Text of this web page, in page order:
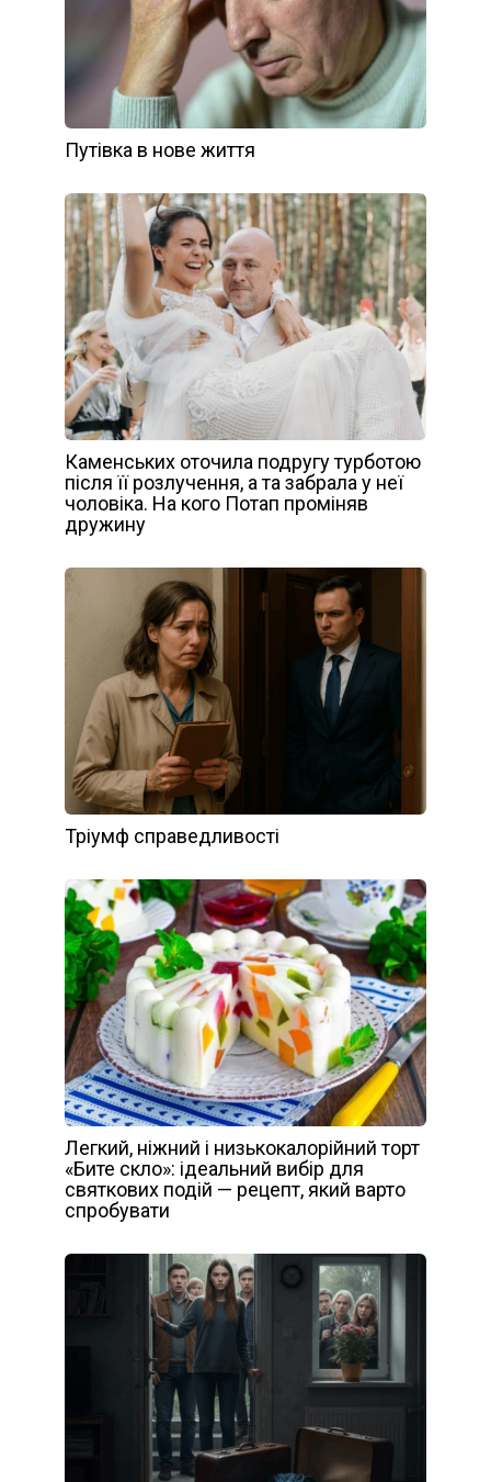
Путівка в нове життя
Каменських оточила подругу турботою
після її розлучення, а та забрала у неї
чоловіка. На кого Потап проміняв
дружину
Тріумф справедливості
Легкий, ніжний і низькокалорійний торт
«Бите скло»: ідеальний вибір для
святкових подій — рецепт, який варто
спробувати